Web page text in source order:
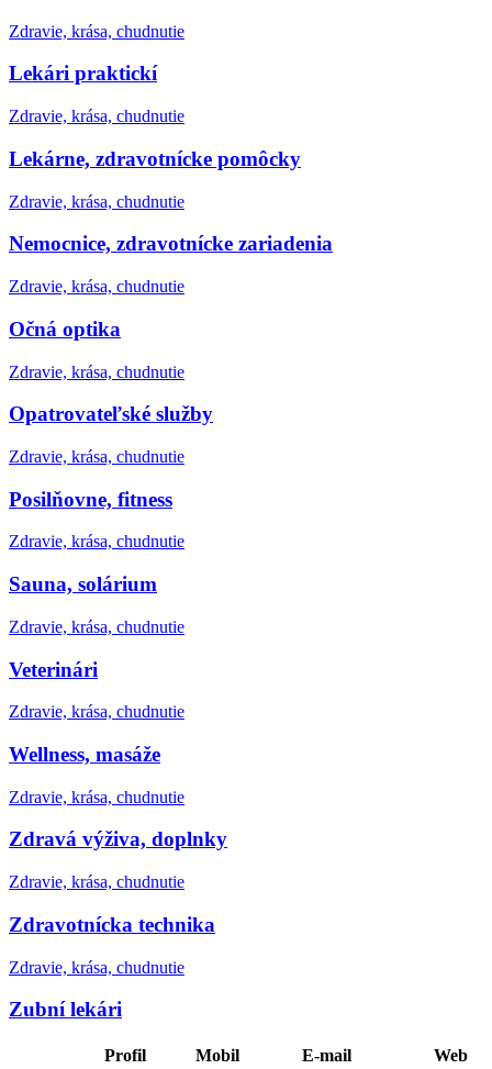
Zdravie, krása, chudnutie
Lekári praktickí
Zdravie, krása, chudnutie
Lekárne, zdravotnícke pomôcky
Zdravie, krása, chudnutie
Nemocnice, zdravotnícke zariadenia
Zdravie, krása, chudnutie
Očná optika
Zdravie, krása, chudnutie
Opatrovateľské služby
Zdravie, krása, chudnutie
Posilňovne, fitness
Zdravie, krása, chudnutie
Sauna, solárium
Zdravie, krása, chudnutie
Veterinári
Zdravie, krása, chudnutie
Wellness, masáže
Zdravie, krása, chudnutie
Zdravá výživa, doplnky
Zdravie, krása, chudnutie
Zdravotnícka technika
Zdravie, krása, chudnutie
Zubní lekári
Profil Mobil E-mail
Web